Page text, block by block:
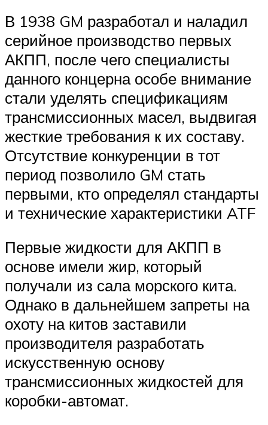
В 1938 GM разработал и наладил
серийное производство первых
АКПП, после чего специалисты
данного концерна особе внимание
стали уделять спецификациям
трансмиссионных масел, выдвигая
жесткие требования к их составу.
Отсутствие конкуренции в тот
период позволило GM стать
первыми, кто определял стандарты
и технические характеристики ATF
Первые жидкости для АКПП в
основе имели жир, который
получали из сала морского кита.
Однако в дальнейшем запреты на
охоту на китов заставили
производителя разработать
искусственную основу
трансмиссионных жидкостей для
коробки-автомат.